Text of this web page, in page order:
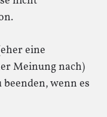
eine
Meinung nach)
wenn es